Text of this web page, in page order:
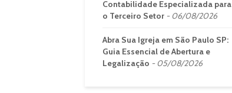
Contabilidade Especializada para
o Terceiro Setor
06/08/2026
Abra Sua Igreja em São Paulo SP:
Guia Essencial de Abertura e
Legalização
05/08/2026